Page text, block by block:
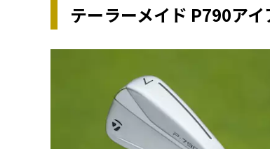
テーラーメイド P790ア